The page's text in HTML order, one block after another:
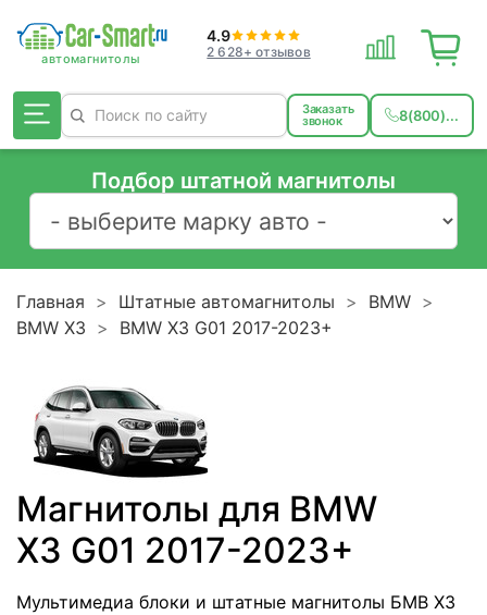
4.9
2 628+ отзывов
Заказать
звонок 8(800)...
Подбор штатной магнитолы
Главная Штатные автомагнитолы
BMW
BMW X3
BMW X3 G01 2017-2023+
Магнитолы для BMW
X3 G01 2017-2023+
Мультимедиа блоки и штатные магнитолы БМВ Х3